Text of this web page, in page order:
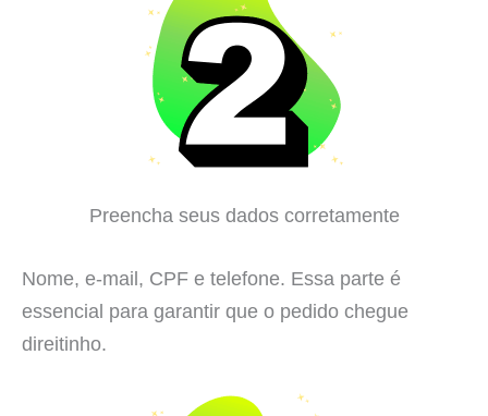
Preencha seus dados corretamente
Nome, e-mail, CPF e telefone. Essa parte é
essencial para garantir que o pedido chegue
direitinho.